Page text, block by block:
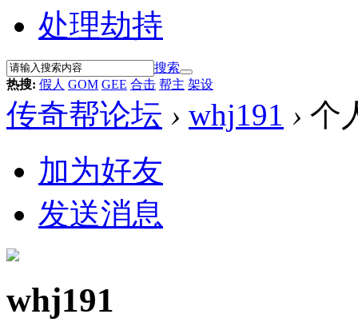
处理劫持
搜索
热搜: 假人 GOM GEE 合击 帮主 架设
传奇帮论坛 › whj191 › 个
加为好友
发送消息
whj191